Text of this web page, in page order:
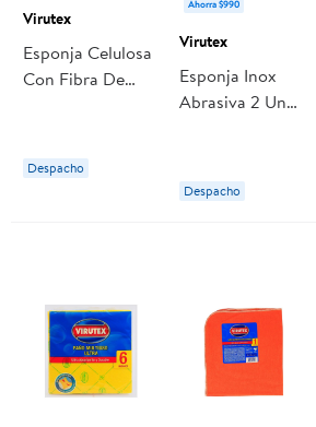
Virutex
Esponja Celulosa
Con Fibra De
Despacho
Ahorra $990
Virutex
Esponja Inox
Abrasiva 2 Un
Despacho